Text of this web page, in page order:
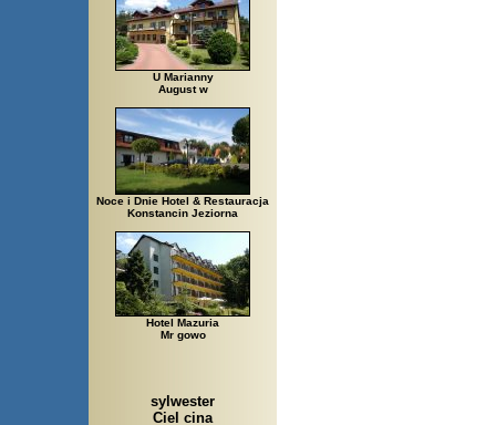
U Marianny
August w
Noce i Dnie Hotel & Restauracja
Konstancin Jeziorna
Hotel Mazuria
Mr gowo
sylwester
Ciel cina